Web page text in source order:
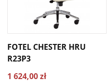
FOTEL CHESTER HRU
R23P3
1 624,00 zł